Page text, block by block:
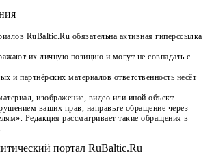
RuBaltic.Ru обязательна активная гиперссылка
их личную позицию и могут не совпадать с
и партнёрских материалов ответственность несёт
изображение, видео или иной объект
ваших прав, направьте обращение через
Редакция рассматривает такие обращения в
портал RuBaltic.Ru